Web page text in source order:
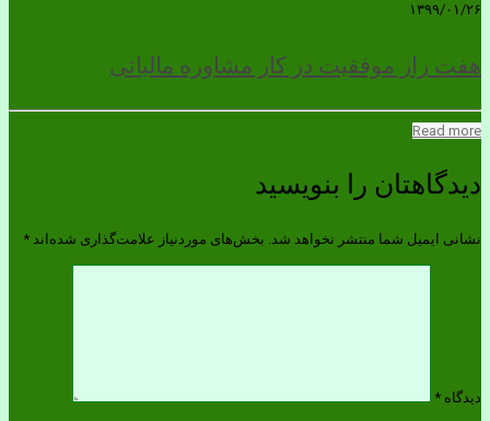
۱۳۹۹/۰۱/۲۶
هفت راز موفقیت در کار مشاوره مالیاتی
Read more
دیدگاهتان را بنویسید
نشانی ایمیل شما منتشر نخواهد شد. بخش‌های موردنیاز علامت‌گذاری شده‌اند *
دیدگاه *